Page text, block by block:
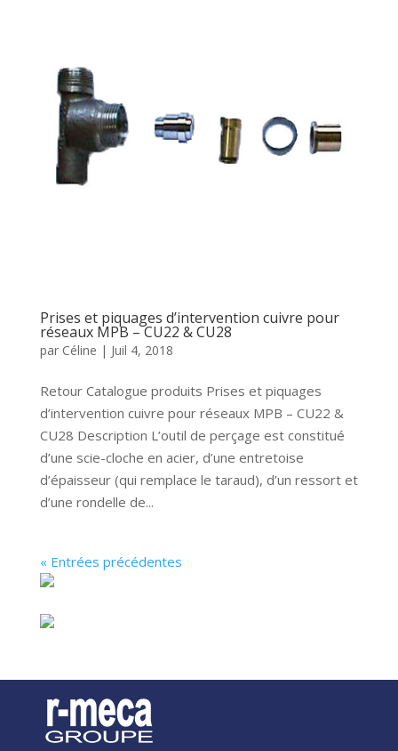
Prises et piquages d’intervention cuivre pour
réseaux MPB – CU22 & CU28
par Céline | Juil 4, 2018
Retour Catalogue produits Prises et piquages
d’intervention cuivre pour réseaux MPB – CU22 &
CU28 Description L’outil de perçage est constitué
d’une scie-cloche en acier, d’une entretoise
d’épaisseur (qui remplace le taraud), d’un ressort et
d’une rondelle de...
« Entrées précédentes